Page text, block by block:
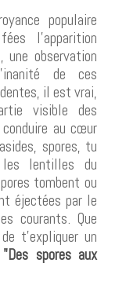
populaire
l'apparition
une observation
de ces
il est vrai,
visible des
au cœur
spores, tu
lentilles du
tombent ou
éjectées par le
courants. Que
t'expliquer un
"Des spores aux